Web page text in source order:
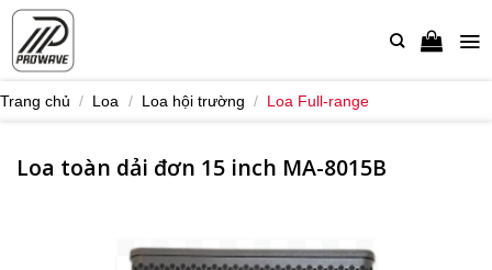
Bỏ
nội
Trang chủ / Loa / Loa hội trường / Loa Full-range
Loa toàn dải đơn 15 inch MA-8015B